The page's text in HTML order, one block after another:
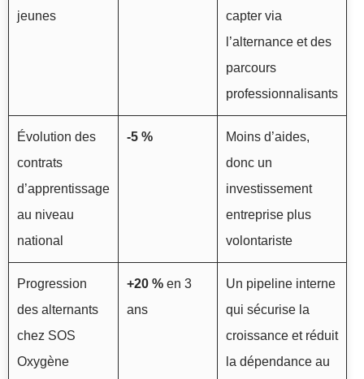
jeunes
capter via
l’alternance et des
parcours
professionnalisants
Évolution des
contrats
d’apprentissage
au niveau
national
-5 %
Moins d’aides,
donc un
investissement
entreprise plus
volontariste
Progression
des alternants
chez SOS
Oxygène
+20 % en 3
ans
Un pipeline interne
qui sécurise la
croissance et réduit
la dépendance au